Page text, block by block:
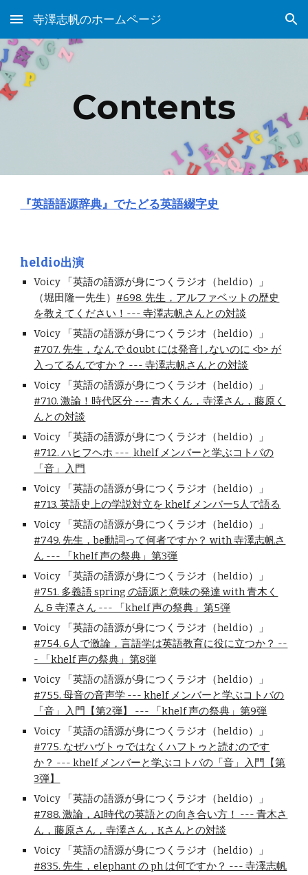
Skip to main content Skip to navigation
寺澤志帆のホームページ
Contents
『英語語源辞典』でたどる英語綴字史
heldio出演
Voicy 「英語の語源が身につくラジオ（heldio）」
（堀田隆一先生）#698. 先生，アルファベットの歴史
を教えてください！--- 寺澤志帆さんとの対談
Voicy 「英語の語源が身につくラジオ（heldio）」
#707. 先生，なんで doubt には発音しないのに <b> が
入ってるんですか？ ---寺澤志帆さんとの対談
Voicy 「英語の語源が身につくラジオ（heldio）」
#710. 激論！時代区分 ---青木くん，寺澤さん，藤原く
んとの対談
Voicy 「英語の語源が身につくラジオ（heldio）」
#712. ハヒフヘホ --- khelf メンバーと学ぶコトバの
「音」入門
Voicy 「英語の語源が身につくラジオ（heldio）」
#713. 英語史上の学説対立を khelf メンバー5人で語る
Voicy 「英語の語源が身につくラジオ（heldio）」
#749. 先生，be動詞って何者ですか？ with 寺澤志帆さ
ん --- 「khelf 声の祭典」第3弾
Voicy 「英語の語源が身につくラジオ（heldio）」
#751. 多義語 spring の語源と意味の発達 with 青木く
ん & 寺澤さん --- 「khelf 声の祭典」第5弾
Voicy 「英語の語源が身につくラジオ（heldio）」
#754. 6人で激論，言語学は英語教育に役に立つか？ --
- 「khelf 声の祭典」第8弾
Voicy 「英語の語源が身につくラジオ（heldio）」
#755. 母音の音声学 --- khelf メンバーと学ぶコトバの
「音」入門【第2弾】 --- 「khelf 声の祭典」第9弾
Voicy 「英語の語源が身につくラジオ（heldio）」
#775. なぜハヴトゥではなくハフトゥと読むのです
か？ --- khelf メンバーと学ぶコトバの「音」入門【第
3弾】
Voicy 「英語の語源が身につくラジオ（heldio）」
#788. 激論，AI時代の英語との向き合い方！ --- 青木さ
ん，藤原さん，寺澤さん，Kさんとの対談
Voicy 「英語の語源が身につくラジオ（heldio）」
#835. 先生，elephant の ph は何ですか？ --- 寺澤志帆